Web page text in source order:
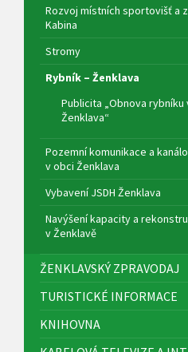
Rozvoj místních sportovišť a
Kabina
Stromy
Rybník – Ženklava
Publicita „Obnova rybníku
Ženklava“
Pozemní komunikace a
v obci Ženklava
Vybavení JSDH Ženklava
Navýšení kapacity a
v Ženklavě
ŽENKLAVSKÝ ZPRAVODAJ
TURISTICKÉ INFORMACE
KNIHOVNA